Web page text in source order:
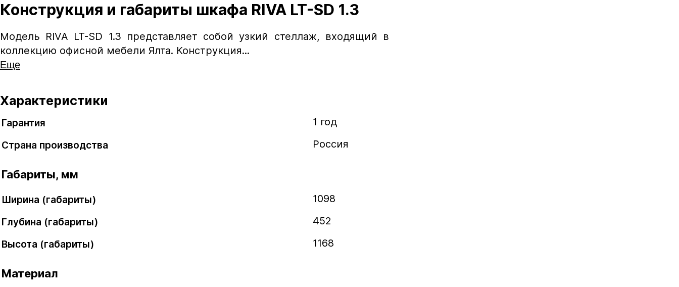
Конструкция и габариты шкафа RIVA LT-SD 1.3
Модель RIVA LT-SD 1.3 представляет собой узкий стеллаж, входящий в
коллекцию офисной мебели Ялта. Конструкция...
Еще
Характеристики
Гарантия 1 год
Страна производства Россия
Габариты, мм
Ширина (габариты) 1098
Глубина (габариты) 452
Высота (габариты) 1168
Материал